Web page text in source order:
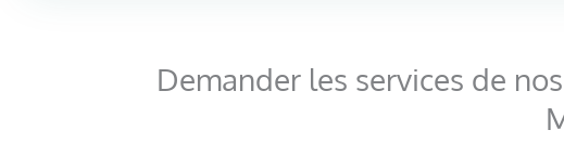
Demander les services de